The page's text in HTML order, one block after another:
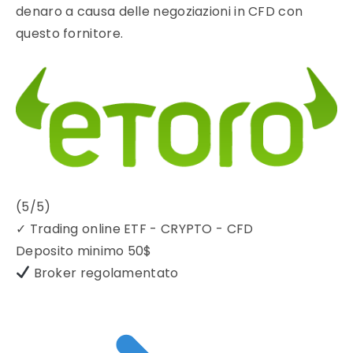
denaro a causa delle negoziazioni in CFD con
questo fornitore.
(5/5)
✓ Trading online ETF - CRYPTO - CFD
Deposito minimo 50$
Broker regolamentato